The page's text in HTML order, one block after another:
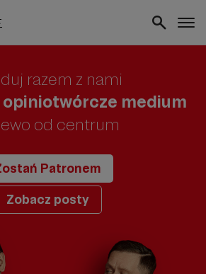
razem z nami
medium
od centrum
Patronem
Zobacz posty